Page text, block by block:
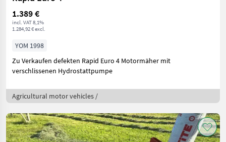
1.389 €
incl. VAT 8,1%
1.284,92 € excl.
YOM 1998
Zu Verkaufen defekten Rapid Euro 4 Motormäher mit
verschlissenen Hydrostattpumpe
Agricultural motor vehicles /